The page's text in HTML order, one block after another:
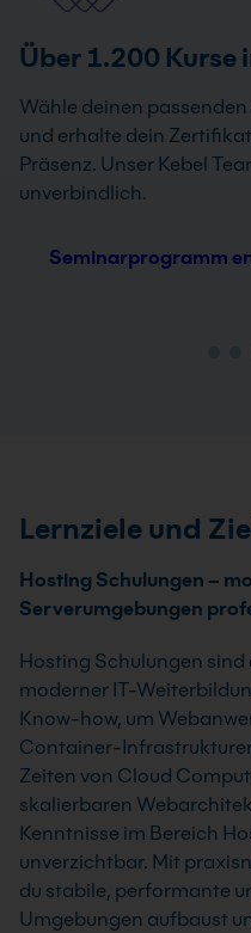
Über 1.200 Kurse
Wähle deinen
und erhalte dein
Präsenz. Unser Kebel
unverbindlich.
Seminarprogramm
Lernziele und
Hosting Schulungen –
Serverumgebungen
Hosting Schulungen
moderner IT-
Know-how, um
Container-
Zeiten von Cloud
skalierbaren
Kenntnisse im Bereich
unverzichtbar. Mit
du stabile, performante
Umgebungen aufbaust